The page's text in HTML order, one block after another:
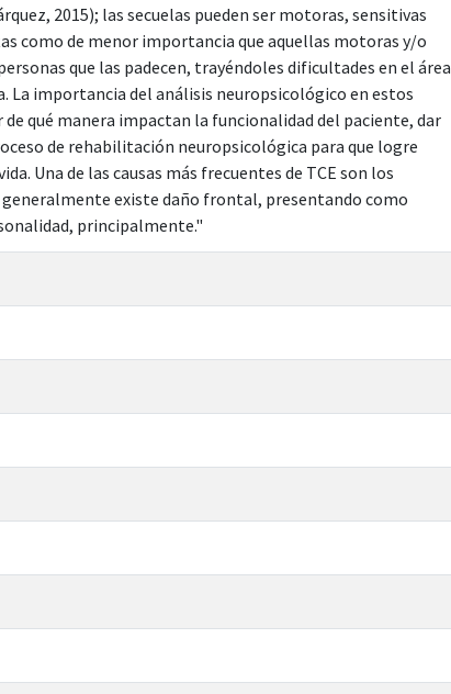
2015); las secuelas pueden ser motoras, sensitivas
como de menor importancia que aquellas motoras y/o
que las padecen, trayéndoles dificultades en el área
La importancia del análisis neuropsicológico en estos
qué manera impactan la funcionalidad del paciente, dar
de rehabilitación neuropsicológica para que logre
Una de las causas más frecuentes de TCE son los
generalmente existe daño frontal, presentando como
principalmente."